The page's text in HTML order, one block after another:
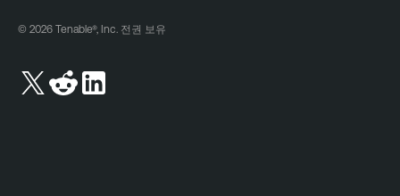
© 2026 Tenable®, Inc. 전권 보유